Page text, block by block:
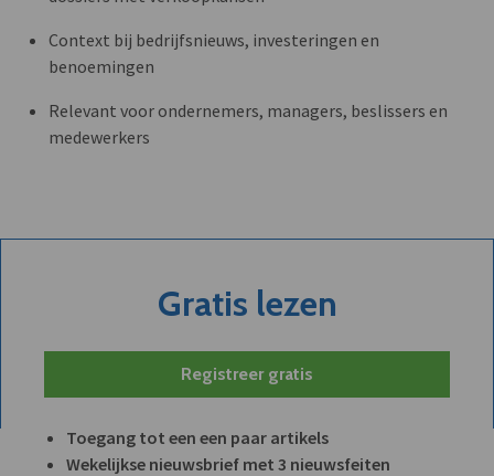
Context bij bedrijfsnieuws, investeringen en
benoemingen
Relevant voor ondernemers, managers, beslissers en
medewerkers
Gratis lezen
Registreer gratis
Toegang tot een een paar artikels
Wekelijkse nieuwsbrief met 3 nieuwsfeiten